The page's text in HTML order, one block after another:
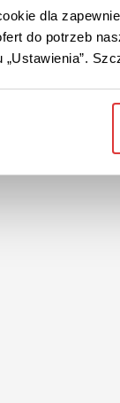
dla
do potrzeb